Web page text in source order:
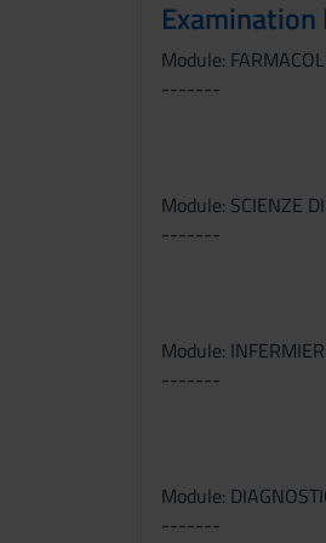
Module:
-------
Module: SCIENZE
-------
Module:
-------
Module:
-------